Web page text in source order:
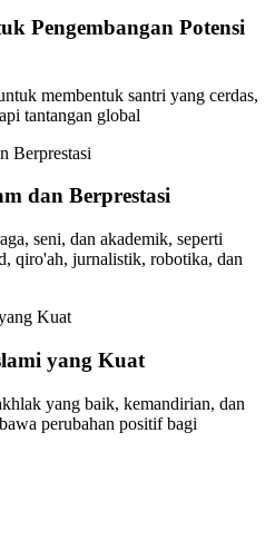
Pengembangan Potensi
membentuk santri yang cerdas,
tantangan global
dan Berprestasi
seni, dan akademik, seperti
qiro'ah, jurnalistik, robotika, dan
yang Kuat
yang baik, kemandirian, dan
perubahan positif bagi